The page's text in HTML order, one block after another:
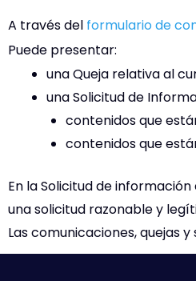
A través del formulario de
Puede presentar:
una Queja relativa al
una Solicitud de
contenidos que
contenidos que
En la Solicitud de
una solicitud razonable y
Las comunicaciones, quejas y